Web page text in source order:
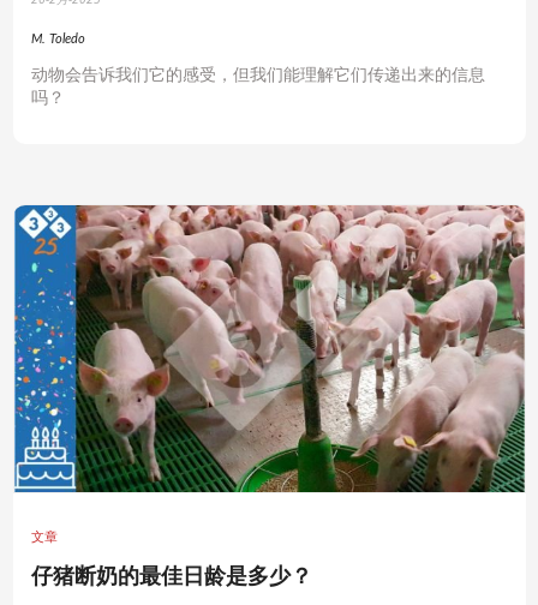
M. Toledo
动物会告诉我们它的感受，但我们能理解它们传递出来的信息
吗？
文章
仔猪断奶的最佳日龄是多少？